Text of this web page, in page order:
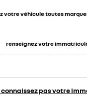
votre véhicule toutes
renseignez votre
connaissez pas votre